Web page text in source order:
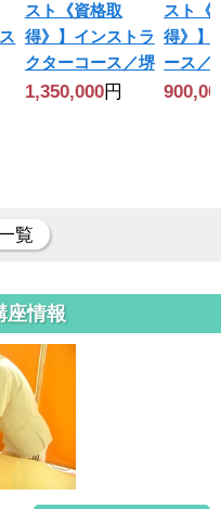
スト《資格取
得》】インストラ
クターコース／堺
1,350,000円
スト《
得》】
ース／
覧
座情報